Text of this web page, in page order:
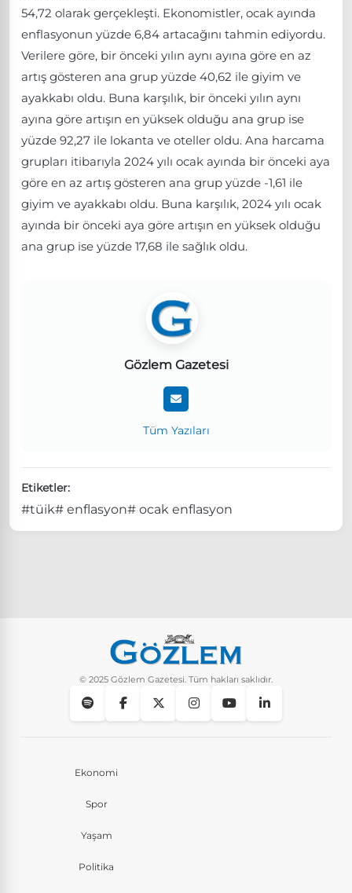
54,72 olarak gerçekleşti. Ekonomistler, ocak ayında
enflasyonun yüzde 6,84 artacağını tahmin ediyordu.
Verilere göre, bir önceki yılın aynı ayına göre en az
artış gösteren ana grup yüzde 40,62 ile giyim ve
ayakkabı oldu. Buna karşılık, bir önceki yılın aynı
ayına göre artışın en yüksek olduğu ana grup ise
yüzde 92,27 ile lokanta ve oteller oldu. Ana harcama
grupları itibarıyla 2024 yılı ocak ayında bir önceki aya
göre en az artış gösteren ana grup yüzde -1,61 ile
giyim ve ayakkabı oldu. Buna karşılık, 2024 yılı ocak
ayında bir önceki aya göre artışın en yüksek olduğu
ana grup ise yüzde 17,68 ile sağlık oldu.
Gözlem Gazetesi
Tüm Yazıları
Etiketler:
#tüik# enflasyon# ocak enflasyon
© 2025 Gözlem Gazetesi. Tüm hakları saklıdır.
Ekonomi
Spor
Yaşam
Politika